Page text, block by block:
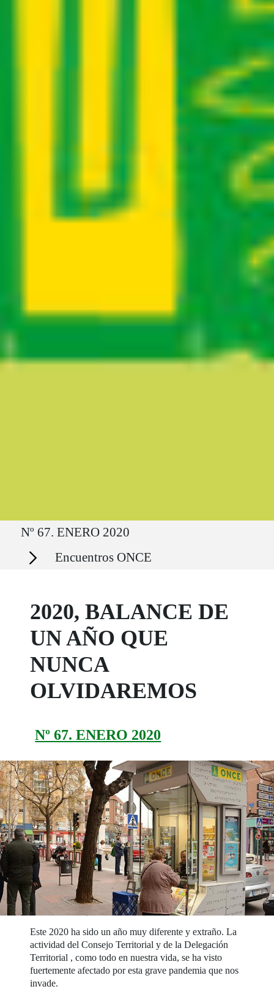
Ruta del sitio
Nº 67. ENERO 2020
Secciones Encuentros ONCE
2020, BALANCE DE
UN AÑO QUE
NUNCA
OLVIDAREMOS
Nº 67. ENERO 2020
Este 2020 ha sido un año muy diferente y extraño. La
actividad del Consejo Territorial y de la Delegación
Territorial , como todo en nuestra vida, se ha visto
fuertemente afectado por esta grave pandemia que nos
invade.